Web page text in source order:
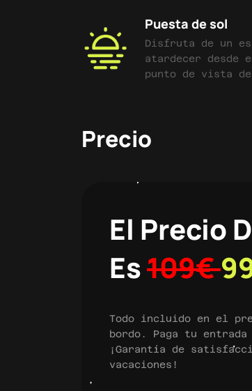
Puesta de sol
Disfruta de un
atardecer desde
punto de vista de
Precio
El Precio
Es109€
Todo incluido en el
bordo. Paga tu
¡Garantía de
vacaciones!